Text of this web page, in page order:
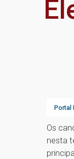
Portal
Os
nesta